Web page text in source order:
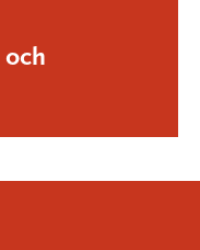
och